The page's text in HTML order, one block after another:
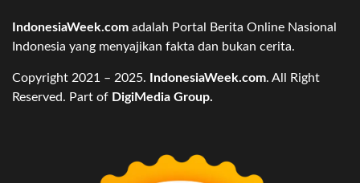
IndonesiaWeek.com adalah Portal Berita Online Nasional
Indonesia yang menyajikan fakta dan bukan cerita.
Copyright 2021 – 2025. IndonesiaWeek.com. All Right
Reserved. Part of DigiMedia Group.